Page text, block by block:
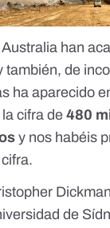
han
también, de
ha aparecido
cifra de 480
y nos habéis
Dickman
de